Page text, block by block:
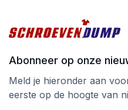
Abonneer op onze
Meld je hieronder aan
eerste op de hoogte van